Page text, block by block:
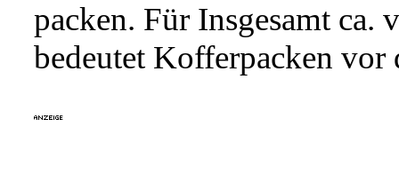
packen. Für Insgesamt ca.
bedeutet Kofferpacken vor